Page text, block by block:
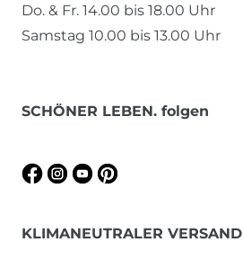
Do. & Fr. 14.00 bis 18.00 Uhr
Samstag 10.00 bis 13.00 Uhr
SCHÖNER LEBEN. folgen
KLIMANEUTRALER VERSAND